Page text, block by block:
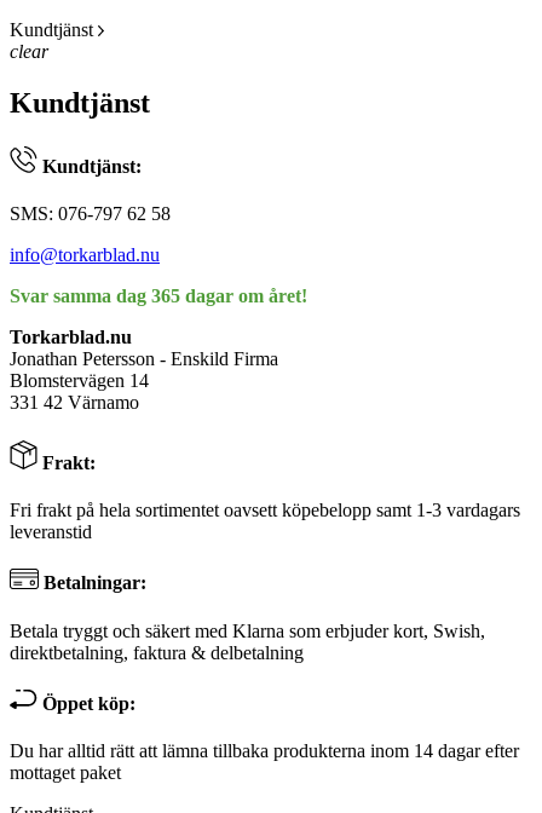
Kundtjänst
clear
Kundtjänst
Kundtjänst:
SMS: 076-797 62 58
info@torkarblad.nu
Svar samma dag 365 dagar om året!
Torkarblad.nu
Jonathan Petersson - Enskild Firma
Blomstervägen 14
331 42 Värnamo
Frakt:
Fri frakt på hela sortimentet oavsett köpebelopp samt 1-3 vardagars
leveranstid
Betalningar:
Betala tryggt och säkert med Klarna som erbjuder kort, Swish,
direktbetalning, faktura & delbetalning
Öppet köp:
Du har alltid rätt att lämna tillbaka produkterna inom 14 dagar efter
mottaget paket